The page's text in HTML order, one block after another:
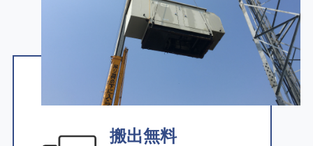
搬出無料